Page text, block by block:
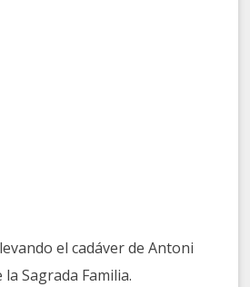
el cadáver de Antoni
Sagrada Familia.